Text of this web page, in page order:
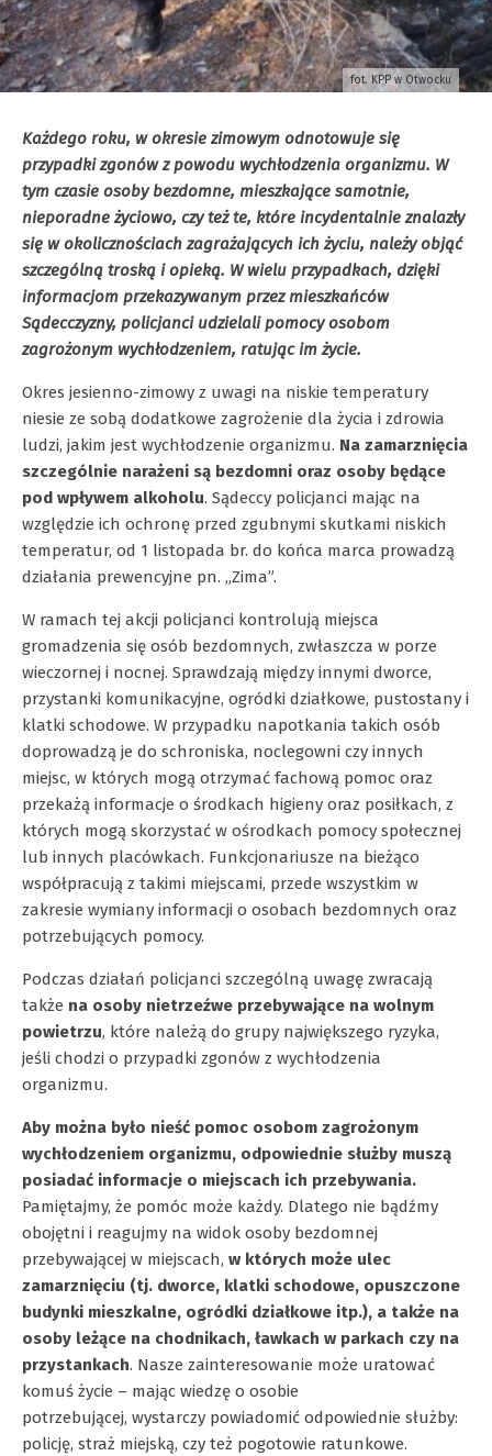
fot. KPP w Otwocku
Każdego roku, w okresie zimowym odnotowuje się
przypadki zgonów z powodu wychłodzenia organizmu. W
tym czasie osoby bezdomne, mieszkające samotnie,
nieporadne życiowo, czy też te, które incydentalnie znalazły
się w okolicznościach zagrażających ich życiu, należy objąć
szczególną troską i opieką. W wielu przypadkach, dzięki
informacjom przekazywanym przez mieszkańców
Sądecczyzny, policjanci udzielali pomocy osobom
zagrożonym wychłodzeniem, ratując im życie.
Okres jesienno-zimowy z uwagi na niskie temperatury
niesie ze sobą dodatkowe zagrożenie dla życia i zdrowia
ludzi, jakim jest wychłodzenie organizmu. Na zamarznięcia
szczególnie narażeni są bezdomni oraz osoby będące
pod wpływem alkoholu. Sądeccy policjanci mając na
względzie ich ochronę przed zgubnymi skutkami niskich
temperatur, od 1 listopada br. do końca marca prowadzą
działania prewencyjne pn. „Zima”.
W ramach tej akcji policjanci kontrolują miejsca
gromadzenia się osób bezdomnych, zwłaszcza w porze
wieczornej i nocnej. Sprawdzają między innymi dworce,
przystanki komunikacyjne, ogródki działkowe, pustostany i
klatki schodowe. W przypadku napotkania takich osób
doprowadzą je do schroniska, noclegowni czy innych
miejsc, w których mogą otrzymać fachową pomoc oraz
przekażą informacje o środkach higieny oraz posiłkach, z
których mogą skorzystać w ośrodkach pomocy społecznej
lub innych placówkach. Funkcjonariusze na bieżąco
współpracują z takimi miejscami, przede wszystkim w
zakresie wymiany informacji o osobach bezdomnych oraz
potrzebujących pomocy.
Podczas działań policjanci szczególną uwagę zwracają
także na osoby nietrzeźwe przebywające na wolnym
powietrzu, które należą do grupy największego ryzyka,
jeśli chodzi o przypadki zgonów z wychłodzenia
organizmu.
Aby można było nieść pomoc osobom zagrożonym
wychłodzeniem organizmu, odpowiednie służby muszą
posiadać informacje o miejscach ich przebywania.
Pamiętajmy, że pomóc może każdy. Dlatego nie bądźmy
obojętni i reagujmy na widok osoby bezdomnej
przebywającej w miejscach, w których może ulec
zamarznięciu (tj. dworce, klatki schodowe, opuszczone
budynki mieszkalne, ogródki działkowe itp.), a także na
osoby leżące na chodnikach, ławkach w parkach czy na
przystankach. Nasze zainteresowanie może uratować
komuś życie – mając wiedzę o osobie
potrzebującej, wystarczy powiadomić odpowiednie służby:
policję, straż miejską, czy też pogotowie ratunkowe.